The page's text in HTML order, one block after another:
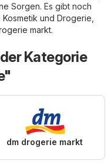
Sorgen. Es gibt noch
Kosmetik und Drogerie
markt.
Kategorie
dm drogerie markt